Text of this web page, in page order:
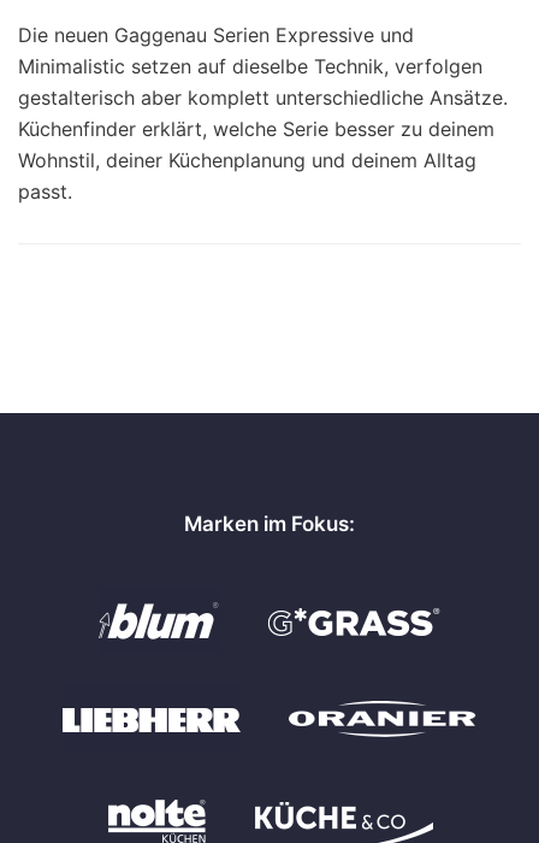
Die neuen Gaggenau Serien Expressive und
Minimalistic setzen auf dieselbe Technik, verfolgen
gestalterisch aber komplett unterschiedliche Ansätze.
Küchenfinder erklärt, welche Serie besser zu deinem
Wohnstil, deiner Küchenplanung und deinem Alltag
passt.
Marken im Fokus: